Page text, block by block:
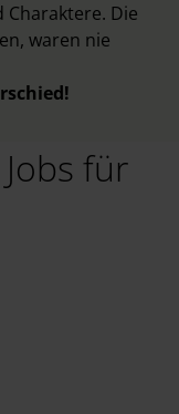
Die
waren nie
für